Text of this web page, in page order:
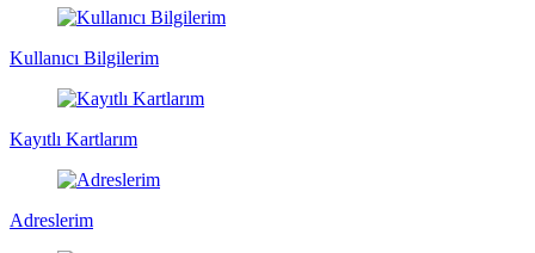
Kullanıcı Bilgilerim
Kayıtlı Kartlarım
Adreslerim